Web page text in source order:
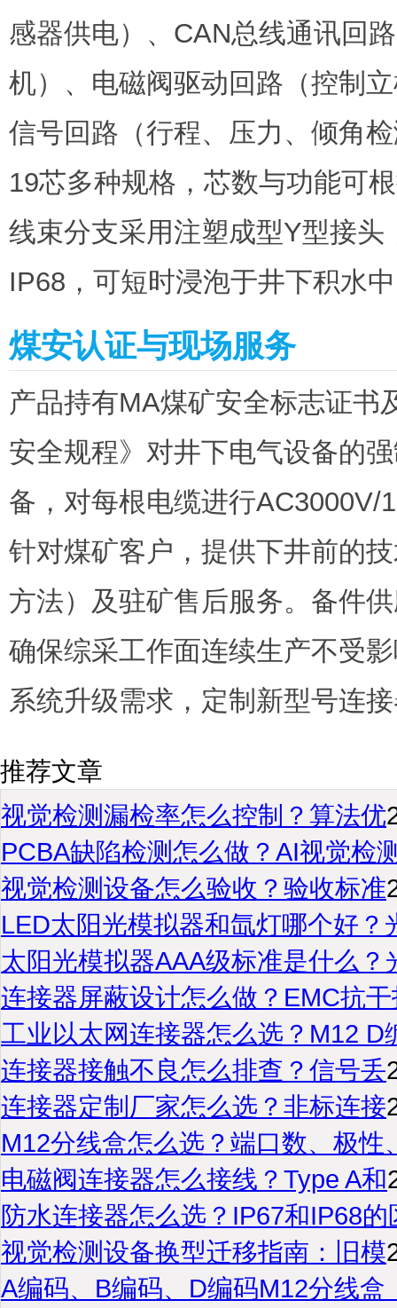
感器供电）、CAN总线通讯回
机）、电磁阀驱动回路（控制
信号回路（行程、压力、倾角
19芯多种规格，芯数与功能可
线束分支采用注塑成型Y型接
IP68，可短时浸泡于井下积水
煤安认证与现场服务
产品持有MA煤矿安全标志证书
安全规程》对井下电气设备的
备，对每根电缆进行AC3000V/
针对煤矿客户，提供下井前的
方法）及驻矿售后服务。备件
确保综采工作面连续生产不受
系统升级需求，定制新型号连
推荐文章
视觉检测漏检率怎么控制？算法优
PCBA缺陷检测怎么做？AI视觉检
视觉检测设备怎么验收？验收标准
LED太阳光模拟器和氙灯哪个好？
太阳光模拟器AAA级标准是什么？
连接器屏蔽设计怎么做？EMC抗
工业以太网连接器怎么选？M12 D
连接器接触不良怎么排查？信号丢
连接器定制厂家怎么选？非标连接
M12分线盒怎么选？端口数、极性
电磁阀连接器怎么接线？Type A和
防水连接器怎么选？IP67和IP68的
视觉检测设备换型迁移指南：旧模
A编码、B编码、D编码M12分线盒